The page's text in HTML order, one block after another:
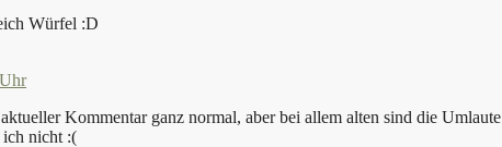
Würfel :D
Kommentar ganz normal, aber bei allem alten sind die Umlaute
ich nicht :(